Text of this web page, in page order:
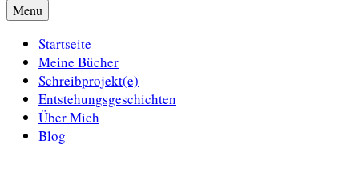
Buchstabenpfote
Menu
Startseite
Meine Bücher
Schreibprojekt(e)
Entstehungsgeschichten
Über Mich
Blog